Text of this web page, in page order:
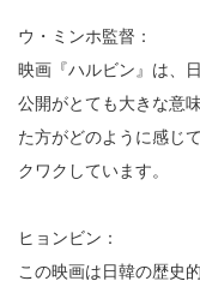
ウ・ミンホ監督：
映画『ハルビン』は、
公開がとても大きな意
た方がどのように感じ
クワクしています。
ヒョンビン：
この映画は日韓の歴史